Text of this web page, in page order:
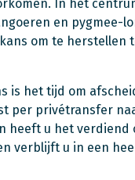
In het
en pygmee-
om te herstellen
is het tijd om
per privétransfer
heeft u het verdiend
verblijft u in een